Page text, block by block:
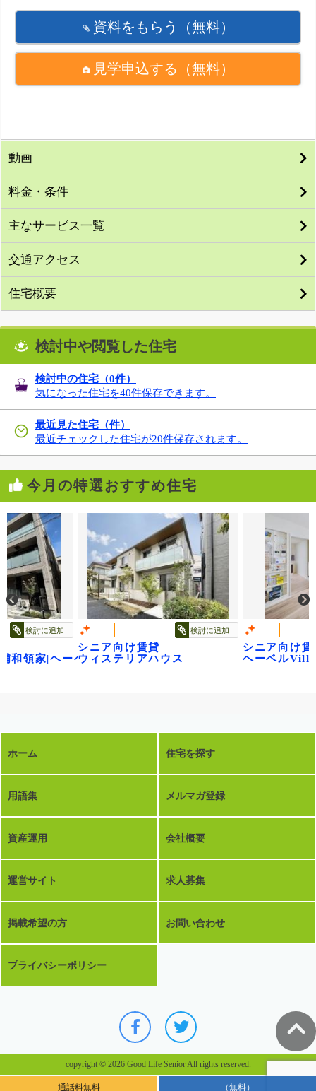
資料をもらう （無料）
見学申込する （無料）
動画
料金・条件
主なサービス一覧
交通アクセス
住宅概要
検討中や閲覧した住宅
検討中の住宅（0件）
気になった住宅を40件保存できます。
最近見た住宅（件）
最近チェックした住宅が20件保存されます。
今月の特選おすすめ住宅
検討に追加
和領家|ヘーベルヴィレッジ浦和領家ヴェルデ
検討に追加
シニア向け賃貸
ウィステリアハウス
シニア向け賃
ヘーベル
ホーム 住宅を探す
用語集 メルマガ登録
資産運用 会社概要
運営サイト 求人募集
掲載希望の方 お問い合わせ
プライバシーポリシー
copyright © 2026 Good Life Senior All rights reserved.
通話料無料 （無料）